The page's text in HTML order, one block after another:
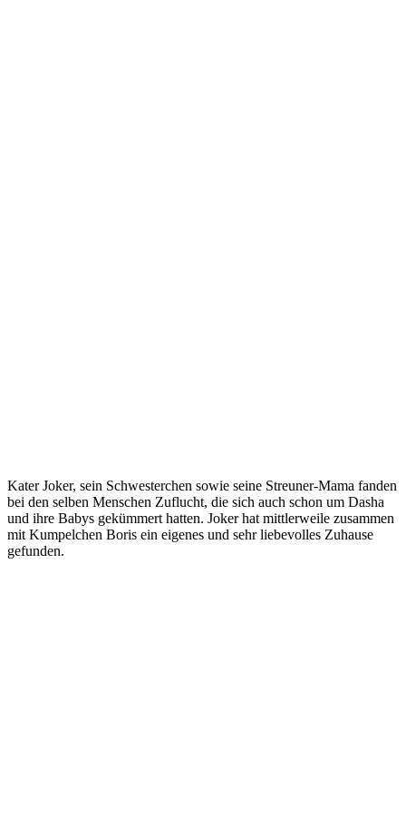
Kater Joker, sein Schwesterchen sowie seine Streuner-Mama fanden
bei den selben Menschen Zuflucht, die sich auch schon um Dasha
und ihre Babys gekümmert hatten. Joker hat mittlerweile zusammen
mit Kumpelchen Boris ein eigenes und sehr liebevolles Zuhause
gefunden.